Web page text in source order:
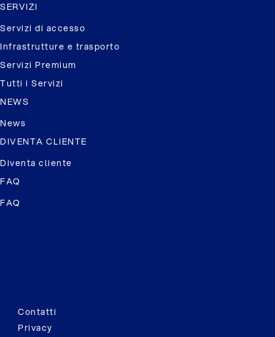
SERVIZI
Servizi di accesso
Infrastrutture e trasporto
Servizi Premium
Tutti i Servizi
NEWS
News
DIVENTA CLIENTE
Diventa cliente
FAQ
FAQ
Contatti
Privacy